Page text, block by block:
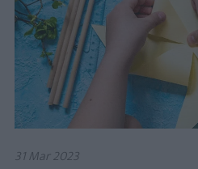
31 Mar 2023